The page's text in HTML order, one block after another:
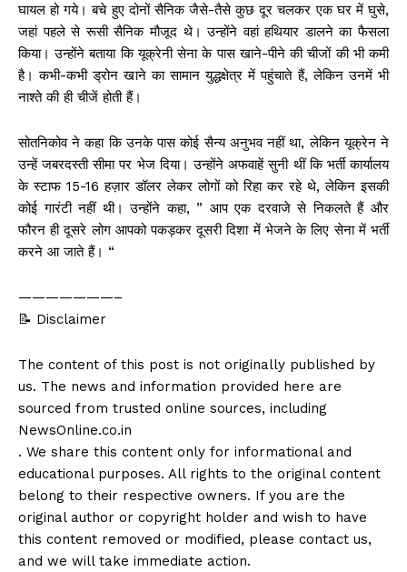
घायल हो गये। बचे हुए दोनों सैनिक जैसे-तैसे कुछ दूर चलकर एक घर में घुसे,
जहां पहले से रूसी सैनिक मौजूद थे। उन्होंने वहां हथियार डालने का फैसला
किया। उन्होंने बताया कि यूक्रेनी सेना के पास खाने-पीने की चीजों की भी कमी
है। कभी-कभी ड्रोन खाने का सामान युद्धक्षेत्र में पहुंचाते हैं, लेकिन उनमें भी
नाश्ते की ही चीजें होती हैं।
सोतनिकोव ने कहा कि उनके पास कोई सैन्य अनुभव नहीं था, लेकिन यूक्रेन ने
उन्हें जबरदस्ती सीमा पर भेज दिया। उन्होंने अफवाहें सुनी थीं कि भर्ती कार्यालय
के स्टाफ 15-16 हज़ार डॉलर लेकर लोगों को रिहा कर रहे थे, लेकिन इसकी
कोई गारंटी नहीं थी। उन्होंने कहा, ” आप एक दरवाजे से निकलते हैं और
फौरन ही दूसरे लोग आपको पकड़कर दूसरी दिशा में भेजने के लिए सेना में भर्ती
करने आ जाते हैं। “
———————–
📝 Disclaimer
The content of this post is not originally published by
us. The news and information provided here are
sourced from trusted online sources, including
NewsOnline.co.in
. We share this content only for informational and
educational purposes. All rights to the original content
belong to their respective owners. If you are the
original author or copyright holder and wish to have
this content removed or modified, please contact us,
and we will take immediate action.